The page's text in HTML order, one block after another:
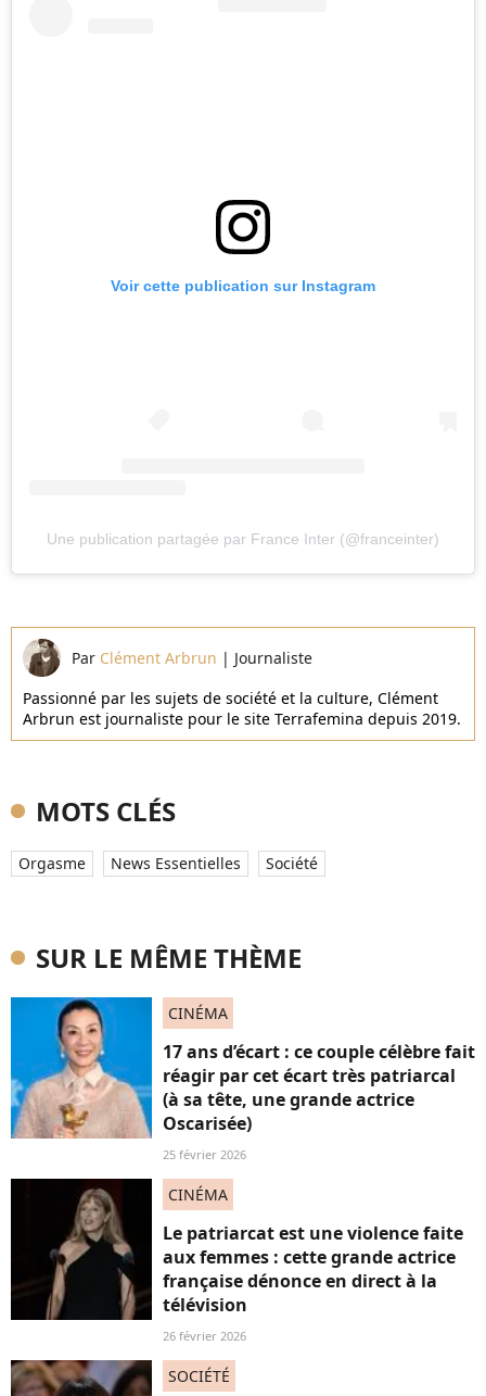
Voir cette publication sur Instagram
Une publication partagée par France Inter (@franceinter)
Par Clément Arbrun | Journaliste
Passionné par les sujets de société et la culture, Clément
Arbrun est journaliste pour le site Terrafemina depuis 2019.
MOTS CLÉS
Orgasme News Essentielles Société
SUR LE MÊME THÈME
CINÉMA
17 ans d’écart : ce couple célèbre fait
réagir par cet écart très patriarcal
(à sa tête, une grande actrice
Oscarisée)
25 février 2026
CINÉMA
Le patriarcat est une violence faite
aux femmes : cette grande actrice
française dénonce en direct à la
télévision
26 février 2026
SOCIÉTÉ